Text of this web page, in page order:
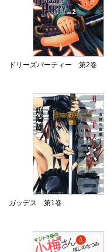
ドリーズパーティー 第2巻
ガッデス 第1巻